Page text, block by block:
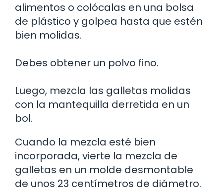
alimentos o colócalas en una bolsa
de plástico y golpea hasta que estén
bien molidas.
Debes obtener un polvo fino.
Luego, mezcla las galletas molidas
con la mantequilla derretida en un
bol.
Cuando la mezcla esté bien
incorporada, vierte la mezcla de
galletas en un molde desmontable
de unos 23 centímetros de diámetro.